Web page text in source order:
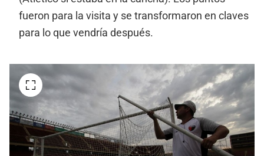
fueron para la visita y se transformaron en claves
para lo que vendría después.